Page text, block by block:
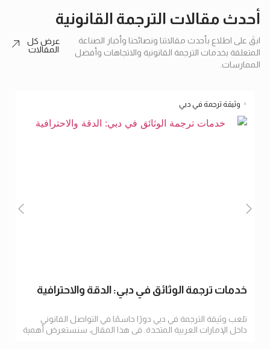
أحدث مقالات الترجمة القانونية
ابقَ على اطلاع بأحدث مقالاتنا ونصائحنا وأخبار الصناعة
المتعلقة بخدمات الترجمة القانونية والاتجاهات وأفضل
الممارسات.
عرض كل
المقالات
وثيقة ترجمة في دبي
خدمات ترجمة الوثائق في دبي: الدقة والاحترافية
تلعب وثيقة الترجمة في دبي دورًا حاسمًا في التواصل القانوني
داخل الإمارات العربية المتحدة. في هذا المقال، سنستعرض أهمية